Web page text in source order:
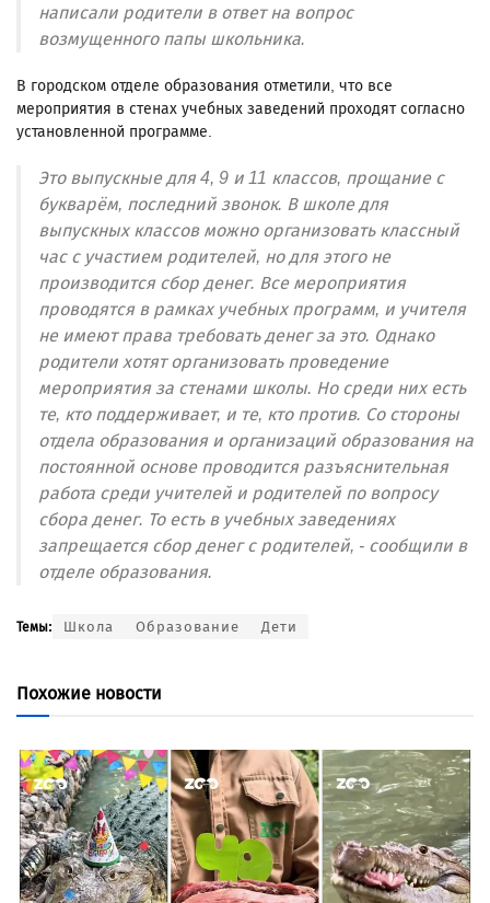
написали родители в ответ на вопрос
возмущенного папы школьника.
В городском отделе образования отметили, что все
мероприятия в стенах учебных заведений проходят согласно
установленной программе.
Это выпускные для 4, 9 и 11 классов, прощание с
букварём, последний звонок. В школе для
выпускных классов можно организовать классный
час с участием родителей, но для этого не
производится сбор денег. Все мероприятия
проводятся в рамках учебных программ, и учителя
не имеют права требовать денег за это. Однако
родители хотят организовать проведение
мероприятия за стенами школы. Но среди них есть
те, кто поддерживает, и те, кто против. Со стороны
отдела образования и организаций образования на
постоянной основе проводится разъяснительная
работа среди учителей и родителей по вопросу
сбора денег. То есть в учебных заведениях
запрещается сбор денег с родителей, - сообщили в
отделе образования.
Темы: Школа Образование Дети
Похожие новости